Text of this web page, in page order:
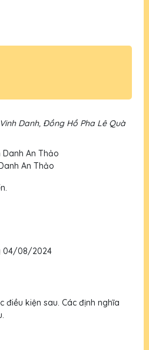
Danh, Đồng Hồ Pha Lê Quà
An Thảo
04/08/2024
kiện sau. Các định nghĩa